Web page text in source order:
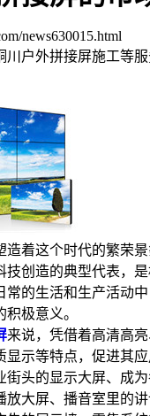
news630015.html
川户外拼接屏施工等
着这个时代的繁荣景
技创造的典型代表，
常的生活和生产活动
极意义。
来说，凭借着高清高
显示等特点，促进其
头的显示大屏、成为
放大屏、播音室里的